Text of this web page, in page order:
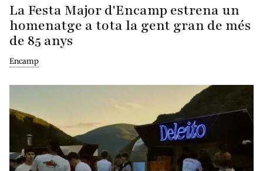
La Festa Major d'Encamp estrena un
homenatge a tota la gent gran de més
de 85 anys
Encamp